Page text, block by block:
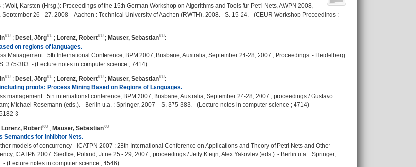
; Wolf, Karsten (Hrsg.): Proceedings of the 15th German Workshop on Algorithms and Tools für Petri Nets, AWPN 2008,
September 26 - 27, 2008. - Aachen : Technical University of Aachen (RWTH), 2008. - S. 15-24. - (CEUR Workshop Proceedings ;
; Desel, Jörg ; Lorenz, Robert ; Mauser, Sebastian
:
on regions of languages.
Management : 5th International Conference, BPM 2007, Brisbane, Australia, September 24-28, 2007 ; Proceedings. - Heidelberg
375-383. - (Lecture notes in computer science ; 7414)
; Desel, Jörg ; Lorenz, Robert ; Mauser, Sebastian
:
proofs: Process Mining Based on Regions of Languages.
management : 5th international conference, BPM 2007, Brisbane, Australia, September 24-28, 2007 ; proceedings / Gustavo
Michael Rosemann (eds.). - Berlin u.a. : Springer, 2007. - S. 375-383. - (Lecture notes in computer science ; 4714)
3
Lorenz, Robert ; Mauser, Sebastian
:
Semantics for Inhibitor Nets.
models of concurrency - ICATPN 2007 : 28th International Conference on Applications and Theory of Petri Nets and Other
ICATPN 2007, Siedlce, Poland, June 25 - 29, 2007 ; proceedings / Jetty Kleijn; Alex Yakovlev (eds.). - Berlin u.a. : Springer,
- (Lecture notes in computer science ; 4546)